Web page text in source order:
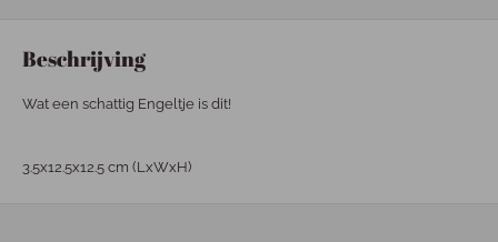
Beschrijving
Wat een schattig Engeltje is dit!
3.5x12.5x12.5 cm (LxWxH)